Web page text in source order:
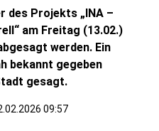
des Projekts „INA –
am Freitag (13.02.)
werden. Ein
bekannt gegeben
gesagt.
09:57